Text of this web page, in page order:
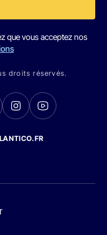
que vous acceptez nos
droits réservés.